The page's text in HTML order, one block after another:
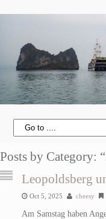
Posts by Category:
Leopoldsberg
Oct 5, 2025 cheesy
Am Samstag haben